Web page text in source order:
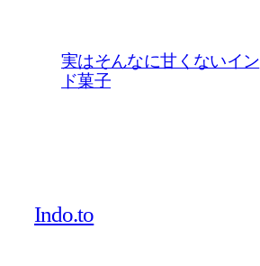
実はそんなに甘くないイン
ド菓子
Indo.to